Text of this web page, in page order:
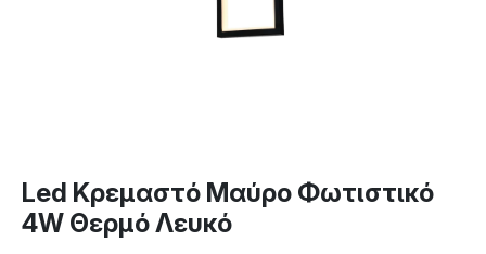
Led Κρεμαστό Μαύρο Φωτιστικό
4W Θερμό Λευκό